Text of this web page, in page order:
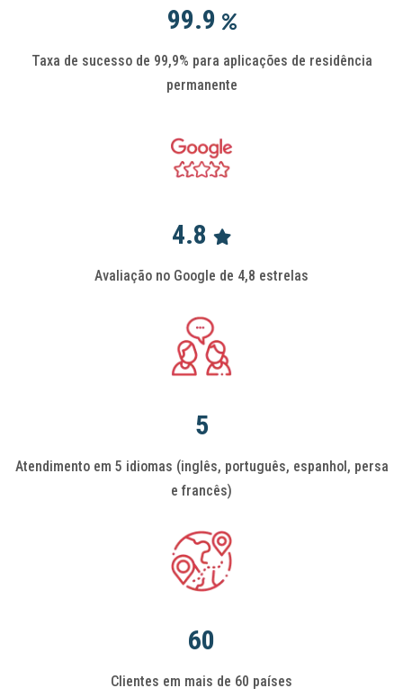
99.9
Taxa de sucesso de 99,9% para aplicações de residência
permanente
4.8
Avaliação no Google de 4,8 estrelas
5
Atendimento em 5 idiomas (inglês, português, espanhol, persa
e francês)
60
Clientes em mais de 60 países